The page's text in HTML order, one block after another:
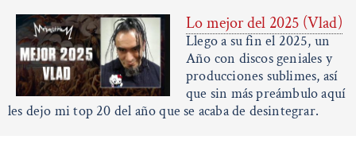
Lo mejor del 2025 (Vlad)
Llego a su fin el 2025, un
Año con discos geniales y
producciones sublimes, así
que sin más preámbulo aquí
les dejo mi top 20 del año que se acaba de desintegrar.